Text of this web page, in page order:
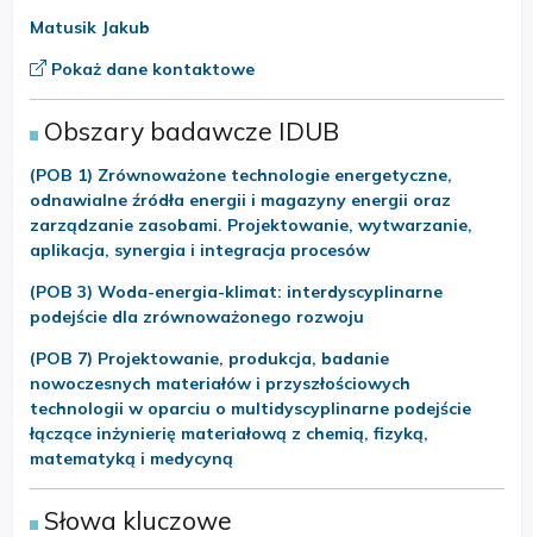
Matusik Jakub
Pokaż dane kontaktowe
Obszary badawcze IDUB
(POB 1) Zrównoważone technologie energetyczne,
odnawialne źródła energii i magazyny energii oraz
zarządzanie zasobami. Projektowanie, wytwarzanie,
aplikacja, synergia i integracja procesów
(POB 3) Woda-energia-klimat: interdyscyplinarne
podejście dla zrównoważonego rozwoju
(POB 7) Projektowanie, produkcja, badanie
nowoczesnych materiałów i przyszłościowych
technologii w oparciu o multidyscyplinarne podejście
łączące inżynierię materiałową z chemią, fizyką,
matematyką i medycyną
Słowa kluczowe